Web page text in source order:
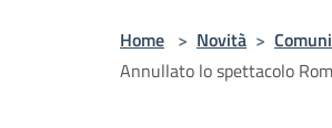
Home > Novità >
Annullato lo spettacolo